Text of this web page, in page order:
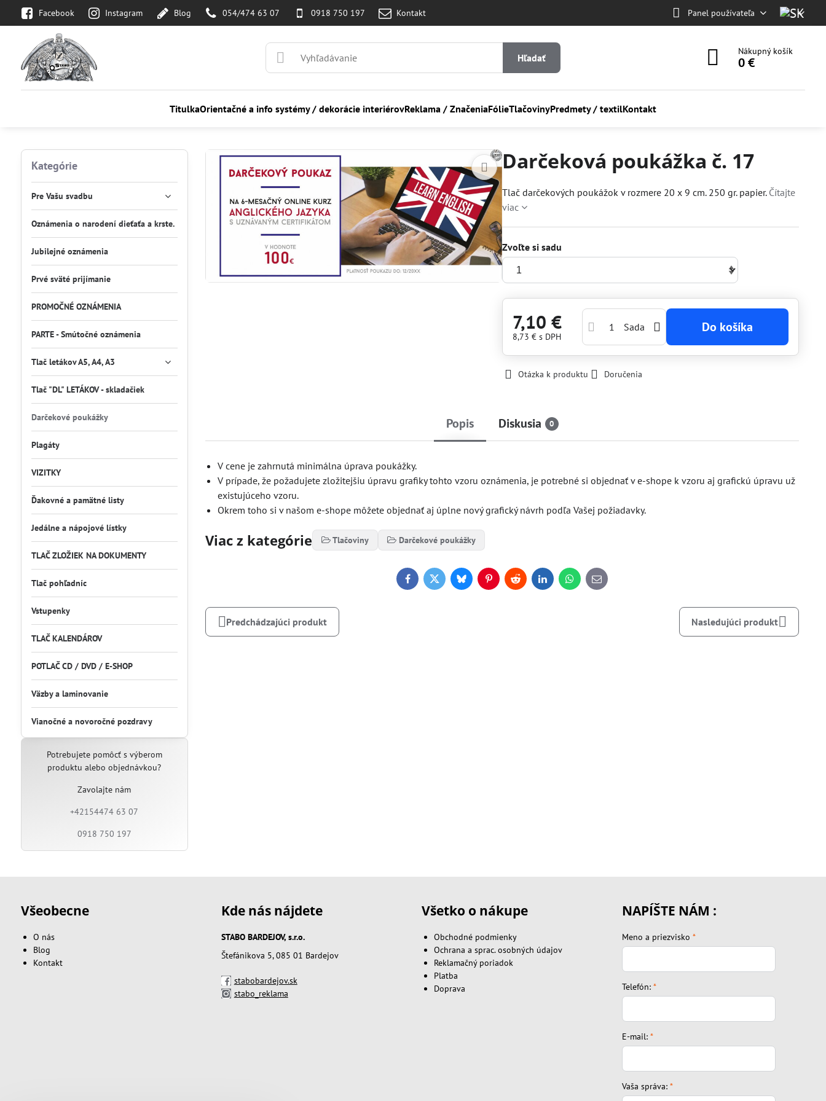
Facebook Instagram Blog 054/474 63 07 0918 750 197 Kontakt Panel používateľa
Hľadať
Nákupný košík
0 €
TitulkaOrientačné a info systémy / dekorácie interiérovReklama / ZnačeniaFólieTlačovinyPredmety / textilKontakt
Darčeková poukážka č. 17
Tlač darčekových poukážok v rozmere 20 x 9 cm. 250 gr. papier. Čítajte
viac
Zvoľte si sadu
7,10 €
8,73 €s DPH
Sada Do košíka
Otázka k produktu Doručenia
Popis Diskusia 0
V cene je zahrnutá minimálna úprava poukážky.
V prípade, že požadujete zložitejšiu úpravu grafiky tohto vzoru oznámenia, je potrebné si objednať v e-shope k vzoru aj grafickú úpravu už
existujúceho vzoru.
Okrem toho si v našom e-shope môžete objednať aj úplne nový grafický návrh podľa Vašej požiadavky.
Viac z kategórie Tlačoviny Darčekové poukážky
FacebookTwitterBlueskyPinterestRedditLinkedInWhatsApp
E-
mail
Predchádzajúci produkt Nasledujúci produkt
Kategórie
Pre Vašu svadbu
Oznámenia o narodení dieťaťa a krste.
Jubilejné oznámenia
Prvé sväté prijímanie
PROMOČNÉ OZNÁMENIA
PARTE - Smútočné oznámenia
Tlač letákov A5, A4, A3
Tlač "DL" LETÁKOV - skladačiek
Darčekové poukážky
Plagáty
VIZITKY
Ďakovné a pamätné listy
Jedálne a nápojové lístky
TLAČ ZLOŽIEK NA DOKUMENTY
Tlač pohľadníc
Vstupenky
TLAČ KALENDÁROV
POTLAČ CD / DVD / E-SHOP
Väzby a laminovanie
Vianočné a novoročné pozdravy
Potrebujete pomôcť s výberom
produktu alebo objednávkou?
Zavolajte nám
+42154474 63 07
0918 750 197
Všeobecne
O nás
Blog
Kontakt
Kde nás nájdete
STABO BARDEJOV, s.r.o.
Štefánikova 5, 085 01 Bardejov
stabobardejov.sk
stabo_reklama
Všetko o nákupe
Obchodné podmienky
Ochrana a sprac. osobných údajov
Reklamačný poriadok
Platba
Doprava
NAPÍŠTE NÁM :
Meno a priezvisko*
Telefón:*
E-mail:*
Vaša správa:*